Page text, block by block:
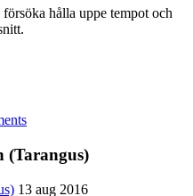
hålla uppe tempot och
(Tarangus)
13 aug 2016